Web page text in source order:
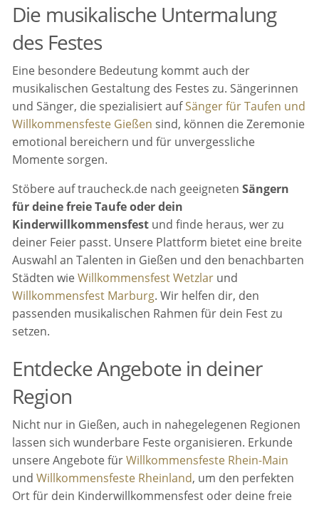
Die musikalische Untermalung
des Festes
Eine besondere Bedeutung kommt auch der
musikalischen Gestaltung des Festes zu. Sängerinnen
und Sänger, die spezialisiert aufSänger für Taufen und
Willkommensfeste Gießen sind, können die Zeremonie
emotional bereichern und für unvergessliche
Momente sorgen.
Stöbere auf traucheck.de nach geeignetenSängern
für deine freie Taufe oder dein
Kinderwillkommensfest und finde heraus, wer zu
deiner Feier passt. Unsere Plattform bietet eine breite
Auswahl an Talenten in Gießen und den benachbarten
Städten wieWillkommensfest Wetzlar und
Willkommensfest Marburg. Wir helfen dir, den
passenden musikalischen Rahmen für dein Fest zu
setzen.
Entdecke Angebote in deiner
Region
Nicht nur in Gießen, auch in nahegelegenen Regionen
lassen sich wunderbare Feste organisieren. Erkunde
unsere Angebote fürWillkommensfeste Rhein-Main
undWillkommensfeste Rheinland, um den perfekten
Ort für dein Kinderwillkommensfest oder deine freie